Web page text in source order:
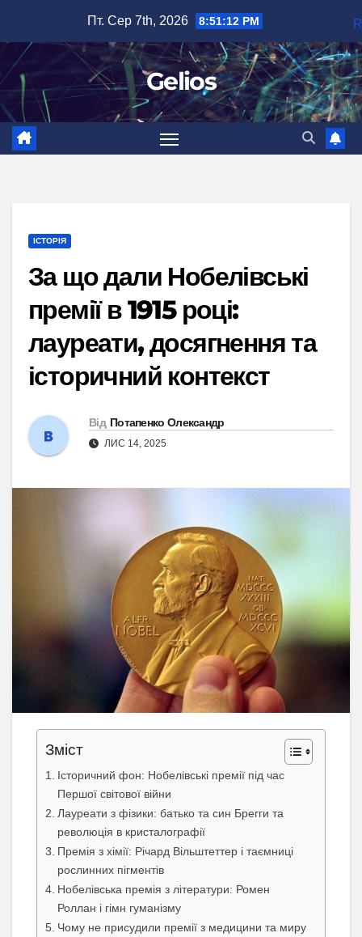
вмісту
Пт. Сер 7th, 2026 8:51:13 PM
Gelios
ІСТОРІЯ
За що дали Нобелівські
премії в 1915 році:
лауреати, досягнення та
історичний контекст
Від Потапенко Олександр
ЛИС 14, 2025
Зміст
Історичний фон: Нобелівські премії під час
Першої світової війни
Лауреати з фізики: батько та син Брегги та
революція в кристалографії
Премія з хімії: Річард Вільштеттер і таємниці
рослинних пігментів
Нобелівська премія з літератури: Ромен
Роллан і гімн гуманізму
Чому не присудили премії з медицини та миру